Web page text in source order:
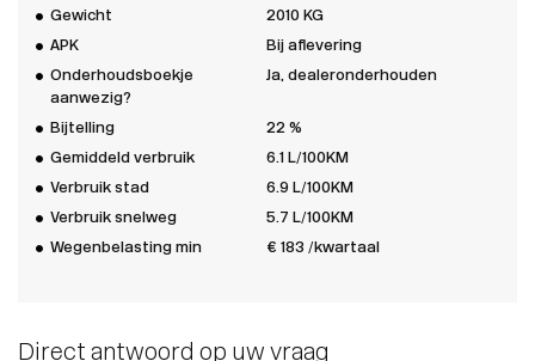
Gewicht
2010 KG
APK
Bij aflevering
Onderhoudsboekje
aanwezig?
Ja, dealeronderhouden
Bijtelling
22 %
Gemiddeld verbruik
6.1 L/100KM
Verbruik stad
6.9 L/100KM
Verbruik snelweg
5.7 L/100KM
Wegenbelasting min
€ 183 /kwartaal
Direct antwoord op uw vraag